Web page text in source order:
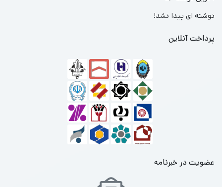
نوشته ای پیدا نشد!
پرداخت آنلاین
عضویت در خبرنامه